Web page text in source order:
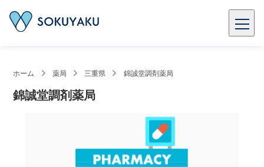
ホーム 薬局 三重県 錦誠堂調剤薬局
錦誠堂調剤薬局